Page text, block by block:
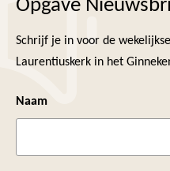
Opgave
Schrijf je in voor de
Laurentiuskerk in het
Naam